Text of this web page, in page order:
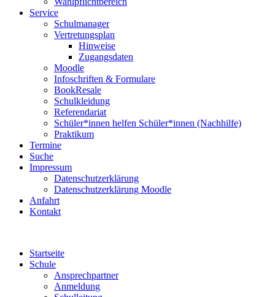
Service
Schulmanager
Vertretungsplan
Hinweise
Zugangsdaten
Moodle
Infoschriften & Formulare
BookResale
Schulkleidung
Referendariat
Schüler*innen helfen Schüler*innen (Nachhilfe)
Praktikum
Termine
Suche
Impressum
Datenschutzerklärung
Datenschutzerklärung Moodle
Anfahrt
Kontakt
Startseite
Schule
Ansprechpartner
Anmeldung